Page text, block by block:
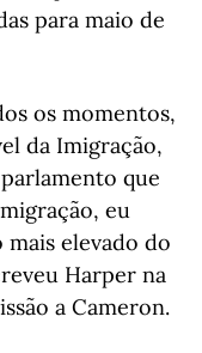
para maio de
os momentos,
da Imigração,
que
eu
elevado do
Harper na
a Cameron.